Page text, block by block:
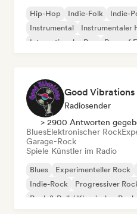
Hip-Hop Indie-Folk Indie-
Instrumental
Instrumentaler
Internationaler Rap
Rap auf
Good Vibrations
Radiosender
> 2900 Antworten
BluesElektronischer Rock
Garage-Rock
Spiele Künstler im Radio
Blues Experimenteller Rock
Indie-Rock
Progressiver
Rock & Roll / Klassischer Rock